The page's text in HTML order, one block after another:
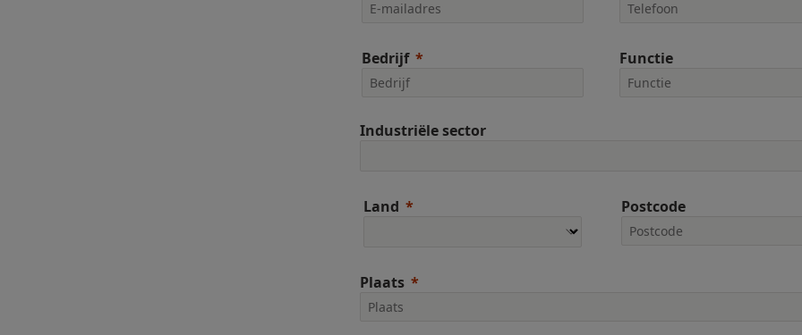
Bedrijf Functie
Industriële sector
Land Postcode
Plaats